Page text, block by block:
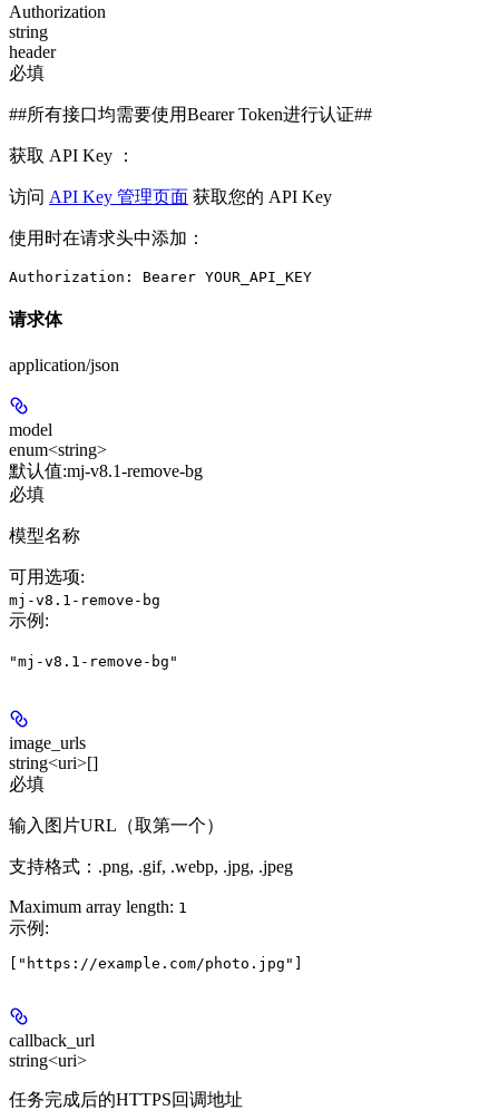
Authorization
string
header
必填
##所有接口均需要使用Bearer Token进行认证##
获取 API Key ：
访问 API Key 管理页面 获取您的 API Key
使用时在请求头中添加：
请求体
application/json
model
enum<string>
默认值:mj-v8.1-remove-bg
必填
模型名称
可用选项:
mj-v8.1-remove-bg
示例 :
"mj-v8.1-remove-bg"
image_urls
string<uri>[]
必填
输入图片URL（取第一个）
支持格式：.png, .gif, .webp, .jpg, .jpeg
Maximum array length: 1
示例 :
callback_url
string<uri>
任务完成后的HTTPS回调地址